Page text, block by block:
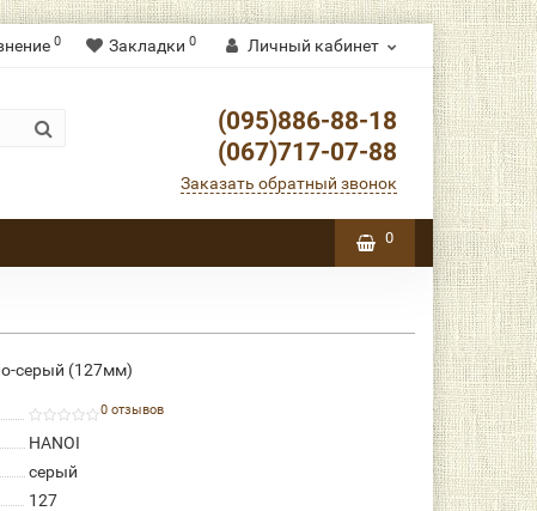
0 Закладки 0 Личный кабинет
(095)886-88-18
(067)717-07-88
Заказать обратный звонок
0
серый (127мм)
0 отзывов
HANOI
серый
127